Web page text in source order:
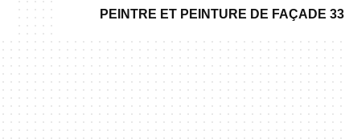
PEINTRE ET PEINTURE DE FAÇADE 33